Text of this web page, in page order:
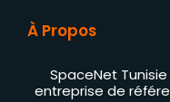
À Propos
SpaceNet
entreprise de